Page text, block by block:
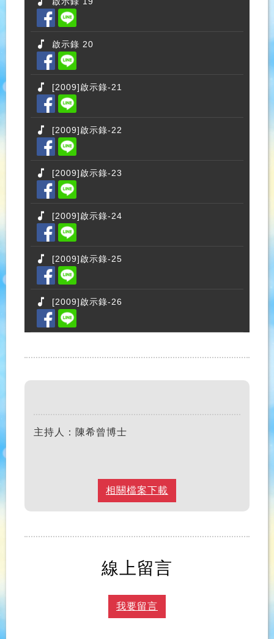
啟示錄 20
[2009]啟示錄-21
[2009]啟示錄-22
[2009]啟示錄-23
[2009]啟示錄-24
[2009]啟示錄-25
[2009]啟示錄-26
主持人：陳希曾博士
相關檔案下載
線上留言
我要留言